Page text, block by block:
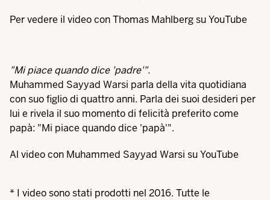
Per vedere il video con Thomas Mahlberg su YouTube
"Mi piace quando dice 'padre'".
Muhammed Sayyad Warsi parla della vita quotidiana
con suo figlio di quattro anni. Parla dei suoi desideri per
lui e rivela il suo momento di felicità preferito come
papà: "Mi piace quando dice 'papà'".
Al video con Muhammed Sayyad Warsi su YouTube
* I video sono stati prodotti nel 2016. Tutte le